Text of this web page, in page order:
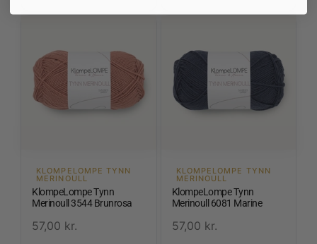
KLOMPELOMPE TYNN
MERINOULL
KlompeLompe Tynn
Merinoull 3544 Brunrosa
57,00 kr.
KLOMPELOMPE TYNN
MERINOULL
KlompeLompe Tynn
Merinoull 6081 Marine
57,00 kr.